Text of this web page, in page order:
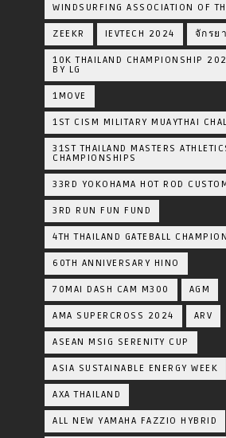
WINDSURFING ASSOCIATION OF
ZEEKR IEVTECH 2024 จักรย
10K THAILAND CHAMPIONSHIP
BY LG
1MOVE
1ST CISM MILITARY MUAYTHAI
31ST THAILAND MASTERS
CHAMPIONSHIPS
33RD YOKOHAMA HOT ROD
3RD RUN FUN FUND
4TH THAILAND GATEBALL
60TH ANNIVERSARY HINO
70MAI DASH CAM M300 AGM
AMA SUPERCROSS 2024 ARV
ASEAN MSIG SERENITY CUP
ASIA SUSTAINABLE ENERGY WEEK
AXA THAILAND
ALL NEW YAMAHA FAZZIO HYBRID